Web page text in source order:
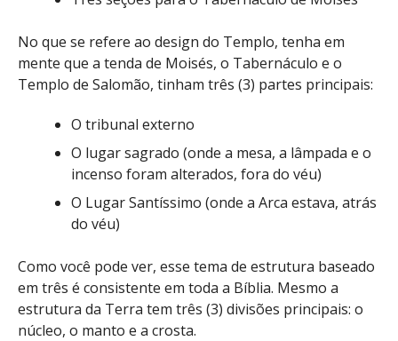
No que se refere ao design do Templo, tenha em
mente que a tenda de Moisés, o Tabernáculo e o
Templo de Salomão, tinham três (3) partes principais:
O tribunal externo
O lugar sagrado (onde a mesa, a lâmpada e o
incenso foram alterados, fora do véu)
O Lugar Santíssimo (onde a Arca estava, atrás
do véu)
Como você pode ver, esse tema de estrutura baseado
em três é consistente em toda a Bíblia. Mesmo a
estrutura da Terra tem três (3) divisões principais: o
núcleo, o manto e a crosta.